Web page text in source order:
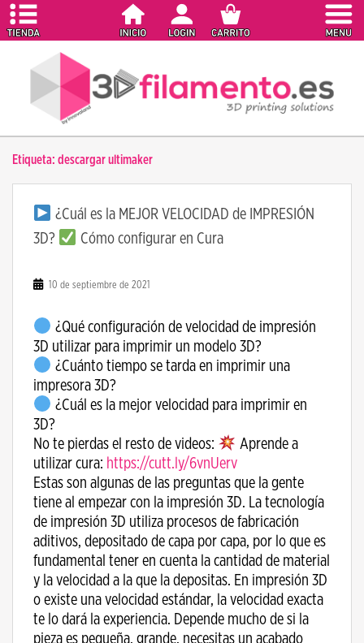
Etiqueta: descargar ultimaker
¿Cuál es la MEJOR VELOCIDAD de IMPRESIÓN
3D?
Cómo configurar en Cura
10 de septiembre de 2021
¿Qué configuración de velocidad de impresión
3D utilizar para imprimir un modelo 3D?
¿Cuánto tiempo se tarda en imprimir una
impresora 3D?
¿Cuál es la mejor velocidad para imprimir en
3D?
No te pierdas el resto de videos:
Aprende a
utilizar cura: https://cutt.ly/6vnUerv
Estas son algunas de las preguntas que la gente
tiene al empezar con la impresión 3D. La tecnología
de impresión 3D utiliza procesos de fabricación
aditivos, depositado de capa por capa, por lo que es
fundamental tener en cuenta la cantidad de material
y la velocidad a la que la depositas. En impresión 3D
o existe una velocidad estándar, la velocidad exacta
te lo dará la experiencia. Depende mucho de si la
pieza es pequeña, grande, necesitas un acabado